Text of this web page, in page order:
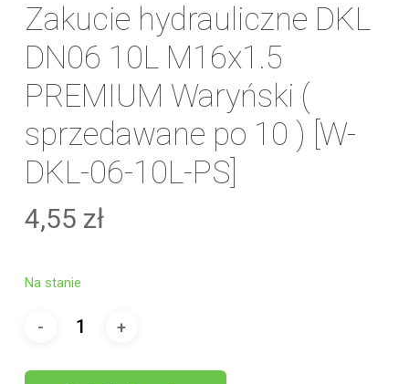
Zakucie hydrauliczne DKL
DN06 10L M16x1.5
PREMIUM Waryński (
sprzedawane po 10 ) [W-
DKL-06-10L-PS]
4,55 zł
Na stanie